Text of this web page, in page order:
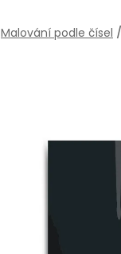
Malování podle čísel /